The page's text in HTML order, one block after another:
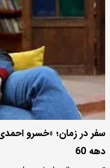
سفر در زمان؛ «خسرو
دهه 60